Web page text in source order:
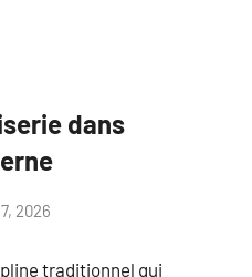
dans
2026
traditionnel qui